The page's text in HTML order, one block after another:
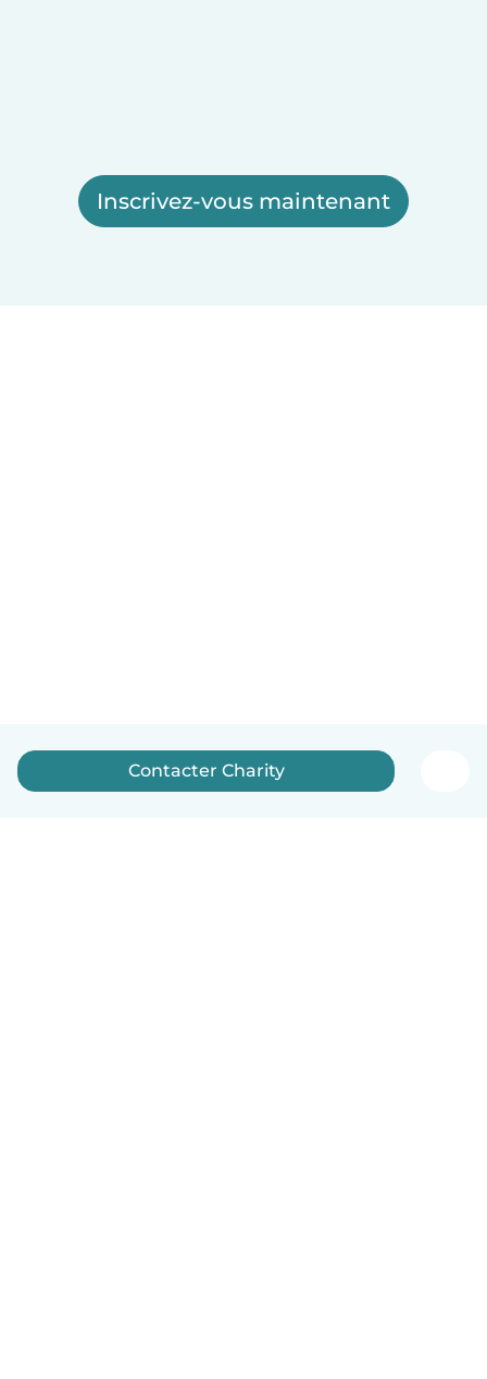
Inscrivez-vous maintenant
Contacter Charity